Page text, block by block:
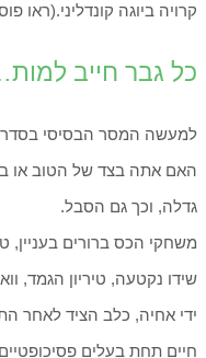
קרויה ביוגה קונדליני.(ראו
כל גבר חייב
למעשה המסר הבסיסי
האם אתה בצד של הטוב או
גדלה, וכך גם הסבל.
משחקי הכס ברורים בעניין,
שידו נקטעה, טיריון הגמד,
ידי אחיה, כלב הציד לאחר
חיים תחת בעלים